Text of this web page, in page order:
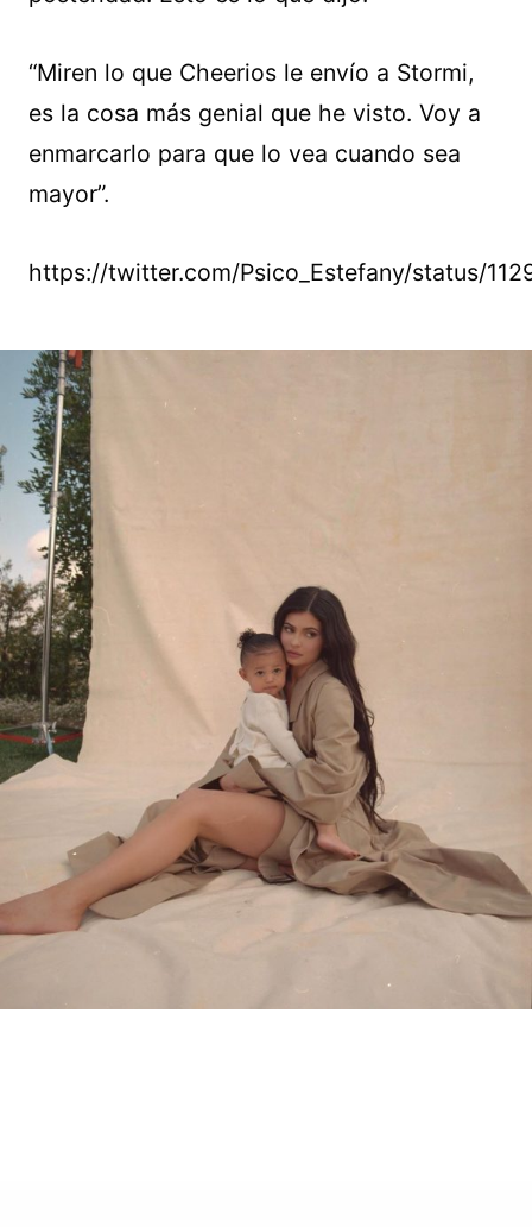
“Miren lo que Cheerios le envío a Stormi,
es la cosa más genial que he visto. Voy a
enmarcarlo para que lo vea cuando sea
mayor”.
https://twitter.com/Psico_Estefany/status/